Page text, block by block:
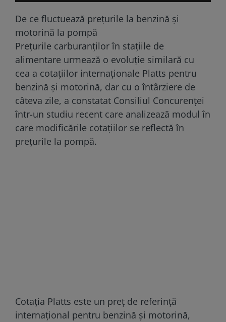
De ce fluctuează prețurile la benzină și
motorină la pompă
Prețurile carburanților în stațiile de
alimentare urmează o evoluție similară cu
cea a cotațiilor internaționale Platts pentru
benzină și motorină, dar cu o întârziere de
câteva zile, a constatat Consiliul Concurenței
într-un studiu recent care analizează modul în
care modificările cotațiilor se reflectă în
prețurile la pompă.
Cotația Platts este un preț de referință
internațional pentru benzină și motorină,